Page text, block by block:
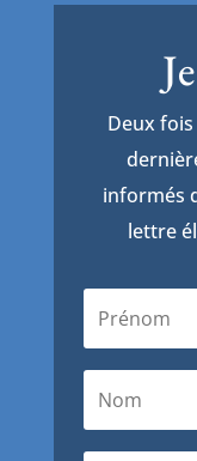
Deux
informés
lettre